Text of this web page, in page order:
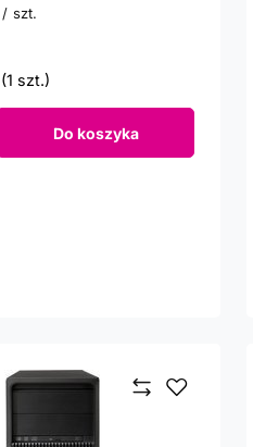
/ szt.
szt.)
Do koszyka